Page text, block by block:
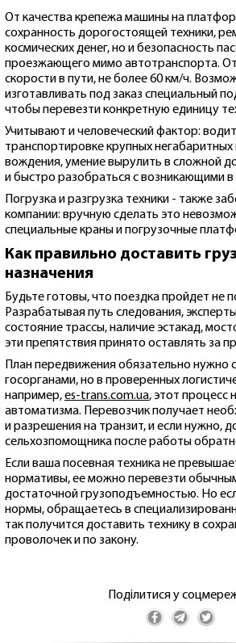
От качества крепежа машины на
сохранность дорогостоящей техники,
космических денег, но и безопасность
проезжающего мимо автотранспорта.
скорости в пути, не более 60 км/ч.
изготавливать под заказ специальный
чтобы перевезти конкретную единицу
Учитывают и человеческий фактор:
транспортировке крупных
вождения, умение вырулить в сложной
и быстро разобраться с возникающими в
Погрузка и разгрузка техники - также
компании: вручную сделать это
специальные краны и погрузочные
Как правильно доставить
назначения
Будьте готовы, что поездка пройдет не
Разрабатывая путь следования,
состояние трассы, наличие эстакад,
эти препятствия принято оставлять за
План передвижения обязательно нужно
госорганами, но в проверенных
например,es-trans.com.ua, этот процесс
автоматизма. Перевозчик получает
и разрешения на транзит, и если нужно,
сельхозпомощника после работы
Если ваша посевная техника не
нормативы, ее можно перевезти
достаточной грузоподъемностью. Но
нормы, обращаетесь в
так получится доставить технику в
проволочек и по закону.
Поділитися у